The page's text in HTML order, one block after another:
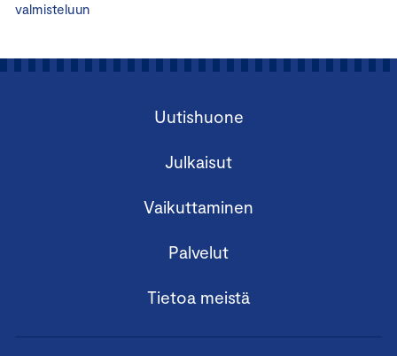
valmisteluun
Uutishuone
Julkaisut
Vaikuttaminen
Palvelut
Tietoa meistä